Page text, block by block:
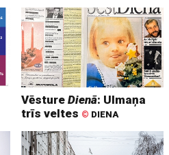
VēstureDienā: Ulmaņa
trīs veltes © DIENA